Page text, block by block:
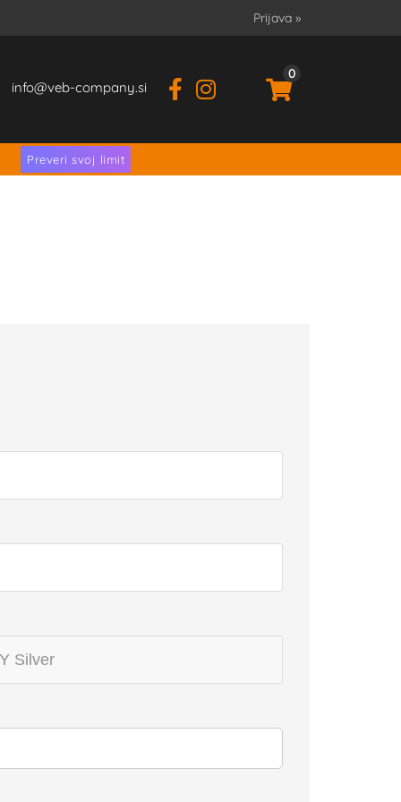
Prijava »
info veb-company.si
0
Preveri svoj limit